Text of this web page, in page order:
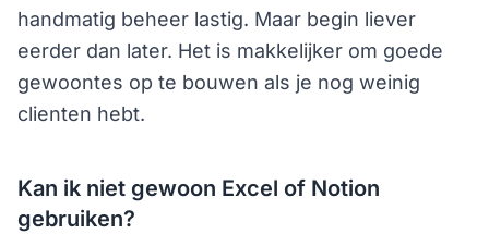
handmatig beheer lastig. Maar begin liever
eerder dan later. Het is makkelijker om goede
gewoontes op te bouwen als je nog weinig
clienten hebt.
Kan ik niet gewoon Excel of Notion
gebruiken?